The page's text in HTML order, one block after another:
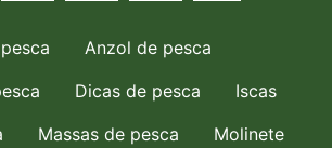
Anzol de pesca
Dicas de pesca
Iscas
Massas de pesca Molinete